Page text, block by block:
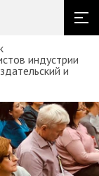
индустрии
и